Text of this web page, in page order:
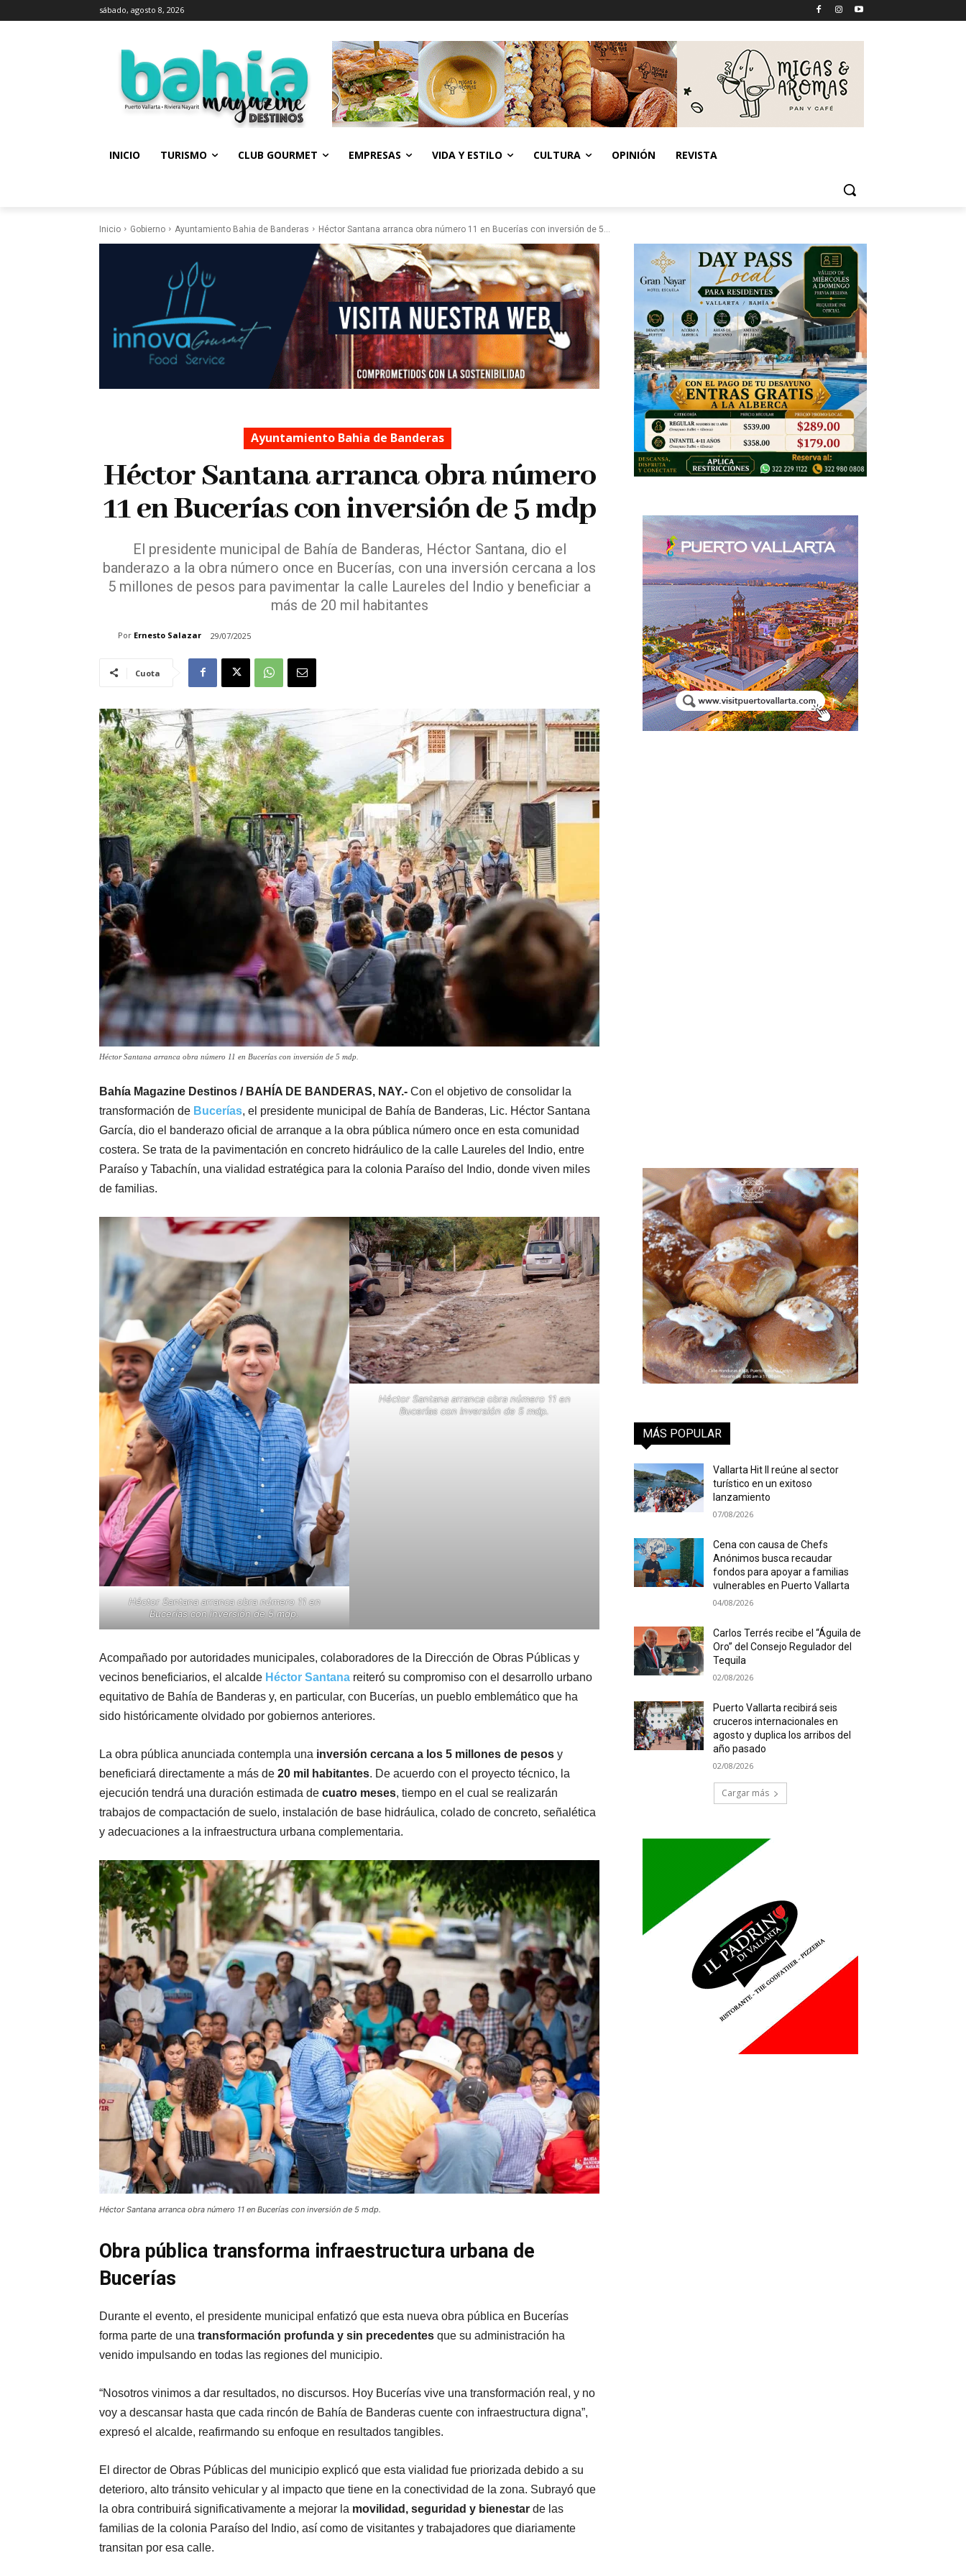
sábado, agosto 8, 2026
INICIO TURISMO CLUB GOURMET EMPRESAS VIDA Y ESTILO CULTURA OPINIÓN REVISTA
Inicio Gobierno Ayuntamiento Bahia de Banderas Héctor Santana arranca obra número 11 en Bucerías con inversión de 5...
Ayuntamiento Bahia de Banderas
Héctor Santana arranca obra número
11 en Bucerías con inversión de 5 mdp
El presidente municipal de Bahía de Banderas, Héctor Santana, dio el
banderazo a la obra número once en Bucerías, con una inversión cercana a los
5 millones de pesos para pavimentar la calle Laureles del Indio y beneficiar a
más de 20 mil habitantes
Por Ernesto Salazar 29/07/2025
Cuota
Héctor Santana arranca obra número 11 en Bucerías con inversión de 5 mdp.
Bahía Magazine Destinos / BAHÍA DE BANDERAS, NAY.- Con el objetivo de consolidar la
transformación de Bucerías, el presidente municipal de Bahía de Banderas, Lic. Héctor Santana
García, dio el banderazo oficial de arranque a la obra pública número once en esta comunidad
costera. Se trata de la pavimentación en concreto hidráulico de la calle Laureles del Indio, entre
Paraíso y Tabachín, una vialidad estratégica para la colonia Paraíso del Indio, donde viven miles
de familias.
Héctor Santana arranca obra número 11 en
Bucerías con inversión de 5 mdp.
Héctor Santana arranca obra número 11 en
Bucerías con inversión de 5 mdp.
Acompañado por autoridades municipales, colaboradores de la Dirección de Obras Públicas y
vecinos beneficiarios, el alcalde Héctor Santana reiteró su compromiso con el desarrollo urbano
equitativo de Bahía de Banderas y, en particular, con Bucerías, un pueblo emblemático que ha
sido históricamente olvidado por gobiernos anteriores.
La obra pública anunciada contempla una inversión cercana a los 5 millones de pesos y
beneficiará directamente a más de 20 mil habitantes. De acuerdo con el proyecto técnico, la
ejecución tendrá una duración estimada de cuatro meses, tiempo en el cual se realizarán
trabajos de compactación de suelo, instalación de base hidráulica, colado de concreto, señalética
y adecuaciones a la infraestructura urbana complementaria.
Héctor Santana arranca obra número 11 en Bucerías con inversión de 5 mdp.
Obra pública transforma infraestructura urbana de
Bucerías
Durante el evento, el presidente municipal enfatizó que esta nueva obra pública en Bucerías
forma parte de una transformación profunda y sin precedentes que su administración ha
venido impulsando en todas las regiones del municipio.
“Nosotros vinimos a dar resultados, no discursos. Hoy Bucerías vive una transformación real, y no
voy a descansar hasta que cada rincón de Bahía de Banderas cuente con infraestructura digna”,
expresó el alcalde, reafirmando su enfoque en resultados tangibles.
El director de Obras Públicas del municipio explicó que esta vialidad fue priorizada debido a su
deterioro, alto tránsito vehicular y al impacto que tiene en la conectividad de la zona. Subrayó que
la obra contribuirá significativamente a mejorar la movilidad, seguridad y bienestar de las
familias de la colonia Paraíso del Indio, así como de visitantes y trabajadores que diariamente
transitan por esa calle.
MÁS POPULAR
Vallarta Hit II reúne al sector
turístico en un exitoso
lanzamiento
07/08/2026
Cena con causa de Chefs
Anónimos busca recaudar
fondos para apoyar a familias
vulnerables en Puerto Vallarta
04/08/2026
Carlos Terrés recibe el “Águila de
Oro” del Consejo Regulador del
Tequila
02/08/2026
Puerto Vallarta recibirá seis
cruceros internacionales en
agosto y duplica los arribos del
año pasado
02/08/2026
Cargar más